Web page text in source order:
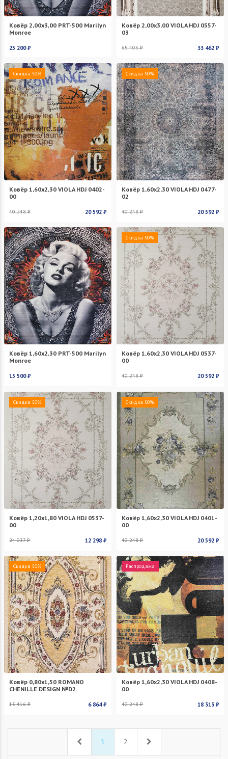
Ковёр 2,00х3,00 PRT-500 Marilyn
Monroe
25 200 ₽
Ковёр 2,00х3,00 VIOLA HDJ 0557-
03
65 403 ₽ 33 462 ₽
Скидка 50%
Ковёр 1,60х2,30 VIOLA HDJ 0402-
00
40 248 ₽ 20 592 ₽
Скидка 50%
Ковёр 1,60х2,30 VIOLA HDJ 0477-
02
40 248 ₽ 20 592 ₽
Ковёр 1,60х2,30 PRT-500 Marilyn
Monroe
15 500 ₽
Скидка 50%
Ковёр 1,60х2,30 VIOLA HDJ 0537-
00
40 248 ₽ 20 592 ₽
Скидка 50%
Ковёр 1,20х1,80 VIOLA HDJ 0537-
00
24 037 ₽ 12 298 ₽
Скидка 50%
Ковёр 1,60х2,30 VIOLA HDJ 0401-
00
40 248 ₽ 20 592 ₽
Скидка 50%
Ковёр 0,80х1,50 ROMANO
CHENILLE DESIGN №D2
13 416 ₽ 6 864 ₽
Распродажа
Ковёр 1,60х2,30 VIOLA HDJ 0408-
00
40 248 ₽ 18 313 ₽
Назад 1 2 Вперед